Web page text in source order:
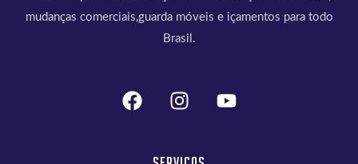
mudanças comerciais,guarda móveis e içamentos para todo
Brasil.